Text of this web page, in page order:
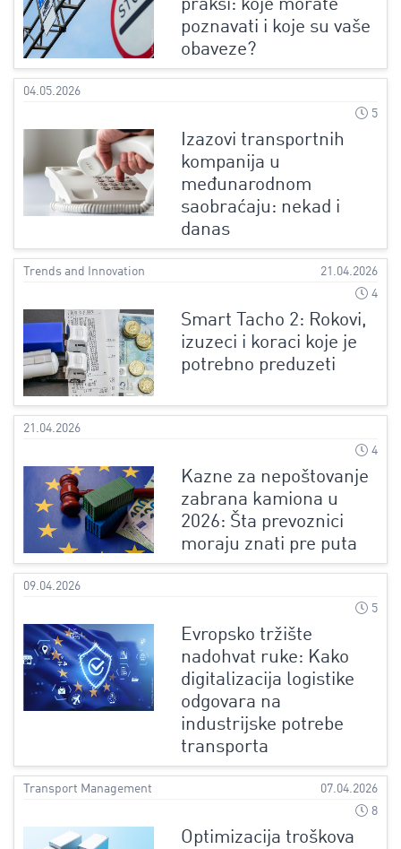
praksi: koje morate
poznavati i koje su vaše
obaveze?
04.05.2026
5
Izazovi transportnih
kompanija u
međunarodnom
saobraćaju: nekad i
danas
Trends and Innovation
21.04.2026
4
Smart Tacho 2: Rokovi,
izuzeci i koraci koje je
potrebno preduzeti
21.04.2026
4
Kazne za nepoštovanje
zabrana kamiona u
2026: Šta prevoznici
moraju znati pre puta
09.04.2026
5
Evropsko tržište
nadohvat ruke: Kako
digitalizacija logistike
odgovara na
industrijske potrebe
transporta
Transport Management
07.04.2026
8
Optimizacija troškova